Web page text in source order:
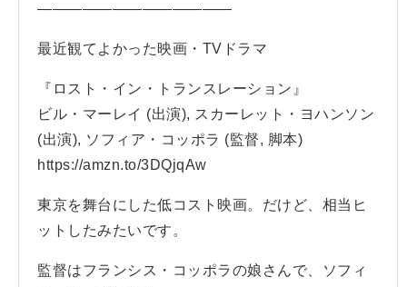
—————————————
最近観てよかった映画・TVドラマ
『ロスト・イン・トランスレーション』
ビル・マーレイ (出演), スカーレット・ヨハンソン
(出演), ソフィア・コッポラ (監督, 脚本)
https://amzn.to/3DQjqAw
東京を舞台にした低コスト映画。だけど、相当ヒ
ットしたみたいです。
監督はフランシス・コッポラの娘さんで、ソフィ